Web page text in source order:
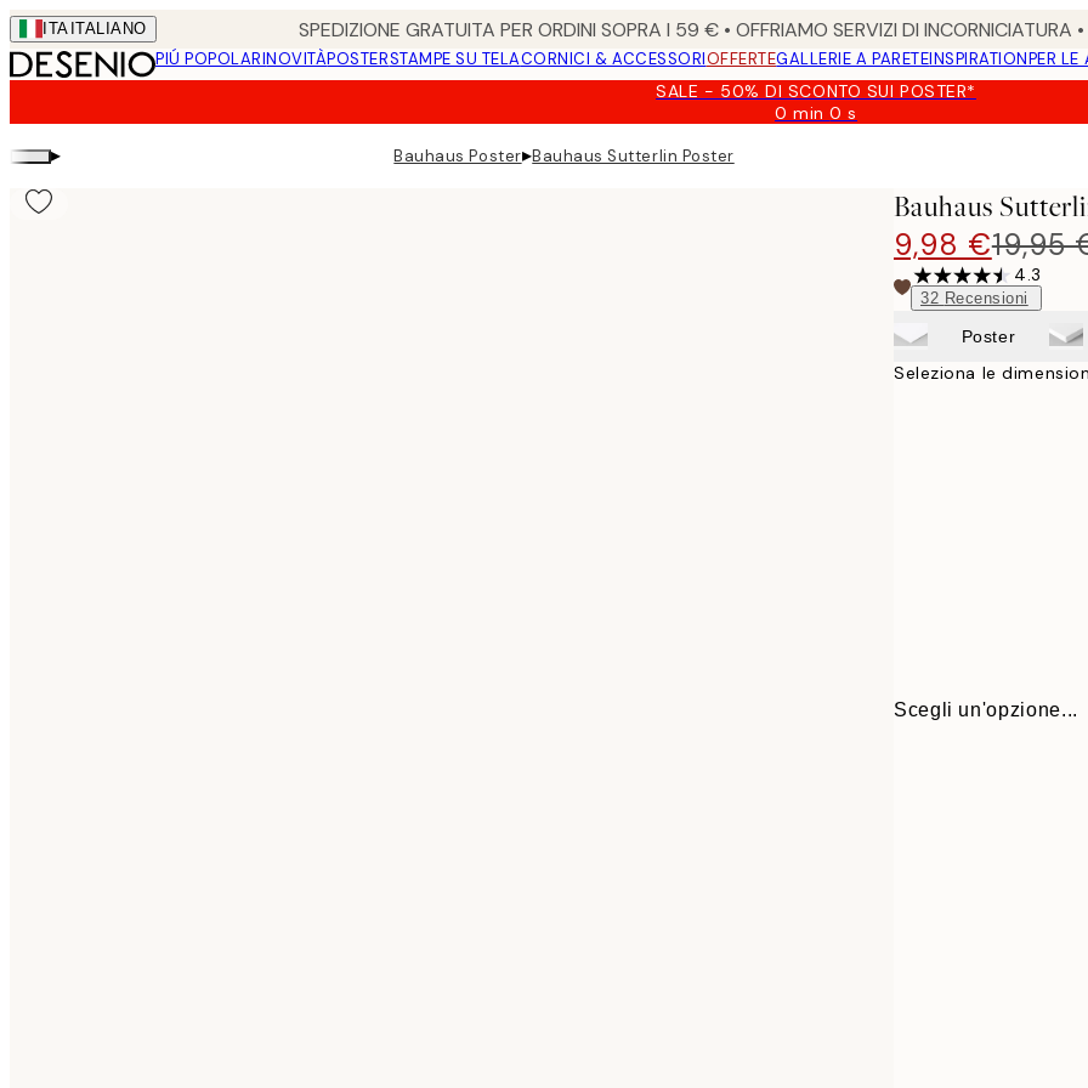
Skip
to
main
ITA ITALIANO SPEDIZIONE GRATUITA PER ORDINI SOPRA I 59 € • OFFRIAMO SERVIZI DI
PIÚ POPOLARINOVITÀPOSTERSTAMPE SU TELACORNICI & ACCESSORIOFFERTEGALLERIE A PARETEINSPIRATIONPER LE
SALE - 50% DI SCONTO SUI POSTER*
0 min0 s
Valido
▸ Bauhaus Poster▸Bauhaus Sutterlin Poster
Bauhaus
9,98 €19,95
4.3
32 Recensioni
Poster
Seleziona le
Scegli un'opzione...